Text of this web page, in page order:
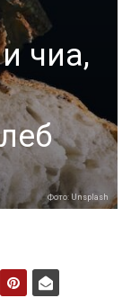
чиа,
Фото: Unsplash